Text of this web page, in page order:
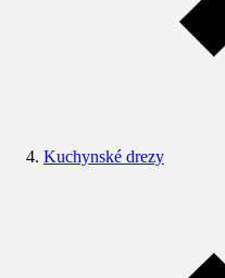
Kuchynské drezy